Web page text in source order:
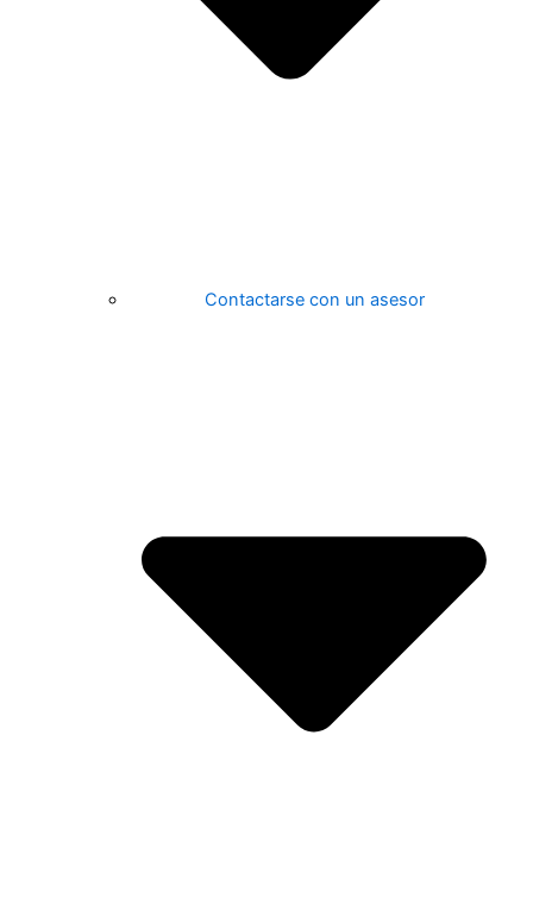
Contactarse con un asesor